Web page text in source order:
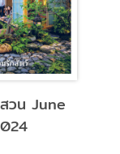
วน June